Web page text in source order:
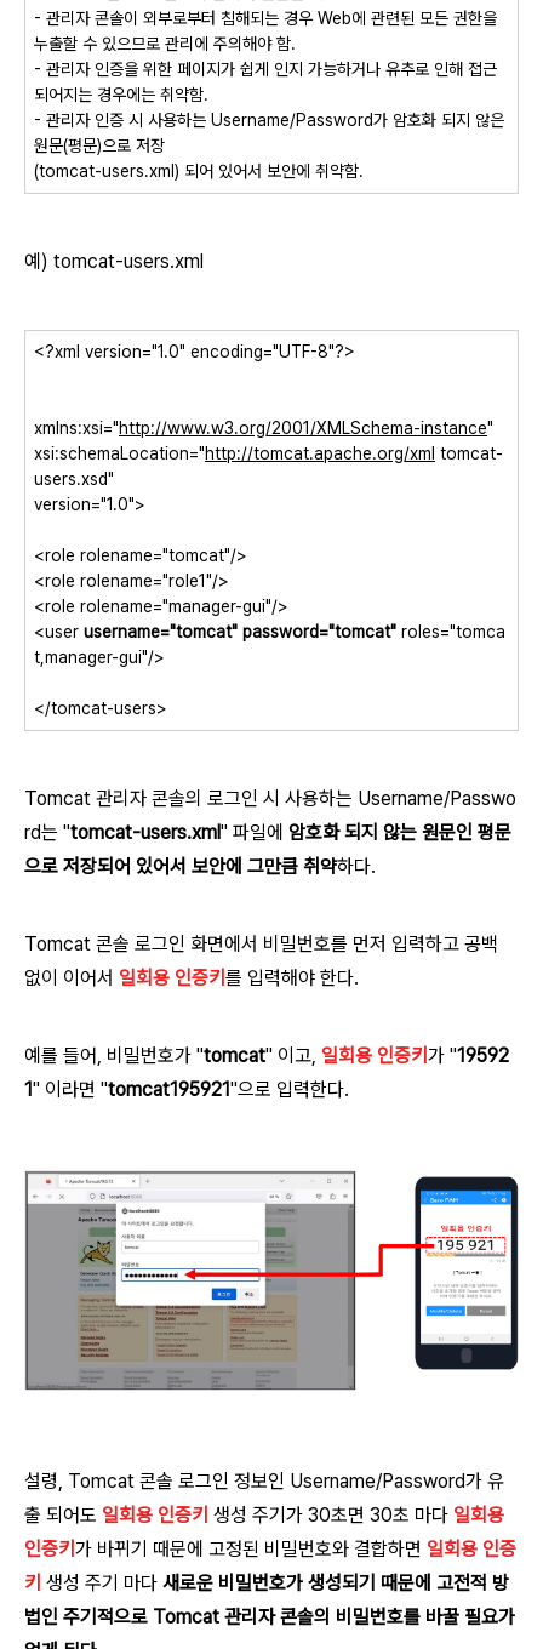
- 관리자 콘솔이 외부로부터 침해되는 경우 Web에 관련된 모든 권한을
누출할 수 있으므로 관리에 주의해야 함.
- 관리자 인증을 위한 페이지가 쉽게 인지 가능하거나 유추로 인해 접근
되어지는 경우에는 취약함.
- 관리자 인증 시 사용하는 Username/Password가 암호화 되지 않은
원문(평문)으로 저장
(tomcat-users.xml) 되어 있어서 보안에 취약함.
예) tomcat-users.xml
<?xml version="1.0" encoding="UTF-8"?>
xmlns:xsi="http://www.w3.org/2001/XMLSchema-instance"
xsi:schemaLocation="http://tomcat.apache.org/xml tomcat-
users.xsd"
version="1.0">
<role rolename="tomcat"/>
<role rolename="role1"/>
<role rolename="manager-gui"/>
<user username="tomcat" password="tomcat" roles="tomca
t,manager-gui"/>
</tomcat-users>
Tomcat 관리자 콘솔의 로그인 시 사용하는 Username/Passwo
rd는 "tomcat-users.xml" 파일에 암호화 되지 않는 원문인 평문
으로 저장되어 있어서 보안에 그만큼 취약하다.
Tomcat 콘솔 로그인 화면에서 비밀번호를 먼저 입력하고 공백
없이 이어서 일회용 인증키 를 입력해야 한다.
예를 들어, 비밀번호가 "tomcat" 이고, 일회용 인증키 가 "19592
1" 이라면 "tomcat195921"으로 입력한다.
설령, Tomcat 콘솔 로그인 정보인 Username/Password가 유
출 되어도 일회용 인증키 생성 주기가 30초면 30초 마다 일회용
인증키 가 바뀌기 때문에 고정된 비밀번호와 결합하면 일회용 인증
키 생성 주기 마다 새로운 비밀번호가 생성되기 때문에 고전적 방
법인 주기적으로 Tomcat 관리자 콘솔의 비밀번호를 바꿀 필요가